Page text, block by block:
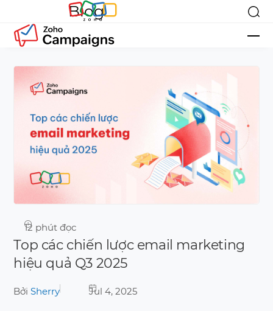
Blog
12 phút đọc
Top các chiến lược email marketing
hiệu quả Q3 2025
BởiSherry Jul 4, 2025